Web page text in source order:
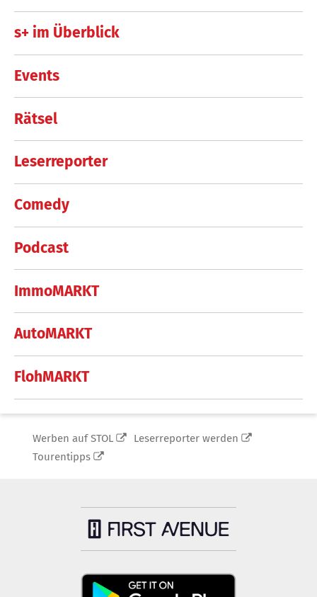
s+ im Überblick
Events
Rätsel
Leserreporter
Comedy
Podcast
ImmoMARKT
AutoMARKT
FlohMARKT
Werben auf STOL
Leserreporter werden
Tourentipps